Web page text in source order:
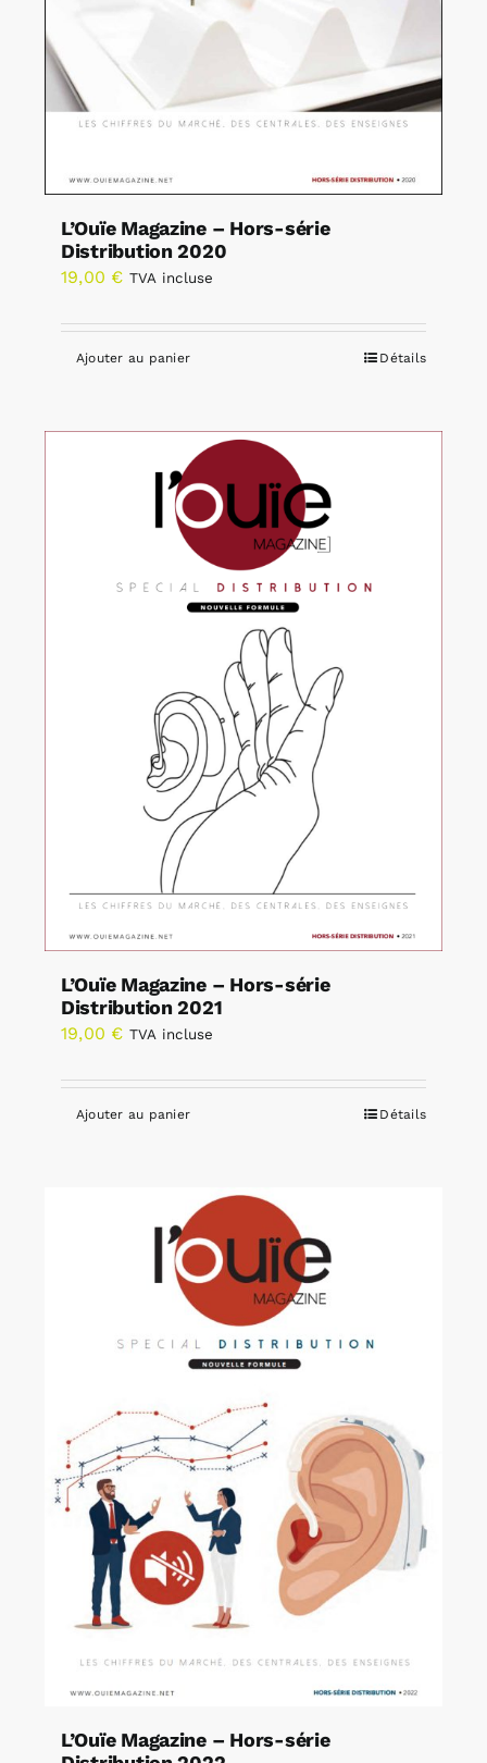
L’Ouïe Magazine – Hors-série
Distribution 2020
19,00 € TVA incluse
Ajouter au panier Détails
L’Ouïe Magazine – Hors-série
Distribution 2021
19,00 € TVA incluse
Ajouter au panier Détails
L’Ouïe Magazine – Hors-série